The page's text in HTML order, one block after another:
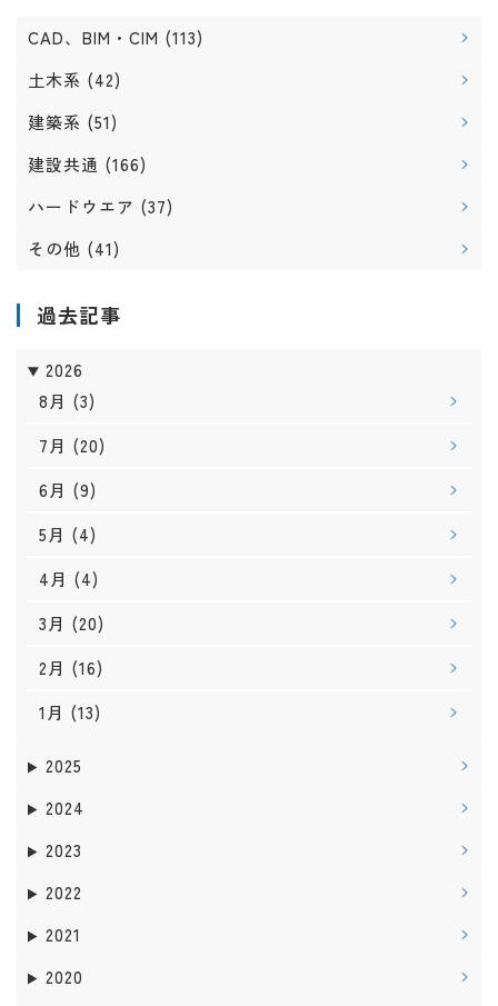
CAD、BIM・CIM (113)
土木系 (42)
建築系 (51)
建設共通 (166)
ハードウエア (37)
その他 (41)
過去記事
2026
8月 (3)
7月 (20)
6月 (9)
5月 (4)
4月 (4)
3月 (20)
2月 (16)
1月 (13)
2025
2024
2023
2022
2021
2020